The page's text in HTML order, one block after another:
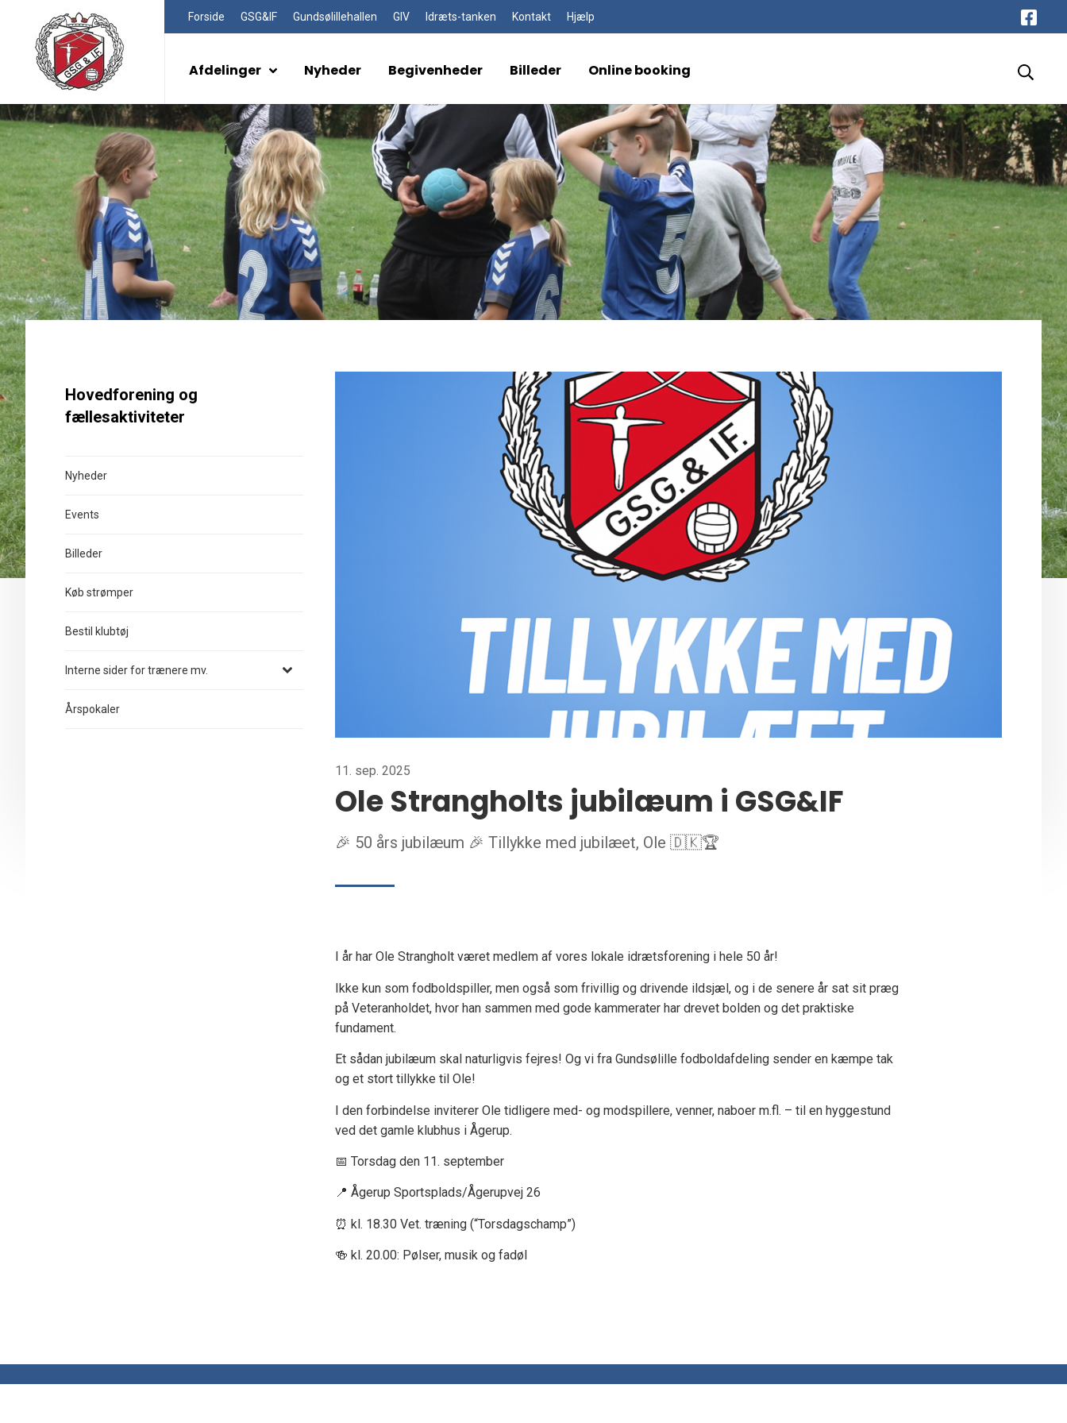
Forside GSG&IF Gundsølillehallen GIV Idræts-tanken Kontakt Hjælp
Afdelinger Nyheder Begivenheder Billeder Online booking
11. sep. 2025
Ole Strangholts jubilæum i GSG&IF
🎉 50 års jubilæum 🎉 Tillykke med jubilæet, Ole 🇩🇰🏆
I år har Ole Strangholt været medlem af vores lokale idrætsforening i hele 50 år!
Ikke kun som fodboldspiller, men også som frivillig og drivende ildsjæl, og i de senere år sat sit præg
på Veteranholdet, hvor han sammen med gode kammerater har drevet bolden og det praktiske
fundament.
Et sådan jubilæum skal naturligvis fejres! Og vi fra Gundsølille fodboldafdeling sender en kæmpe tak
og et stort tillykke til Ole!
I den forbindelse inviterer Ole tidligere med- og modspillere, venner, naboer m.fl. – til en hyggestund
ved det gamle klubhus i Ågerup.
📅 Torsdag den 11. september
📍 Ågerup Sportsplads/Ågerupvej 26
⏰ kl. 18.30 Vet. træning (“Torsdagschamp”)
🍻 kl. 20.00: Pølser, musik og fadøl
Hovedforening og
fællesaktiviteter
Nyheder
Events
Billeder
Køb strømper
Bestil klubtøj
Interne sider for trænere mv.
Årspokaler